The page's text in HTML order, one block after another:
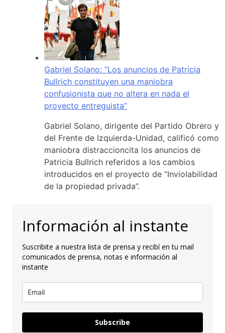
Gabriel Solano: “Los anuncios de Patricia
Bullrich constituyen una maniobra
confusionista que no altera en nada el
proyecto entreguista”
Gabriel Solano, dirigente del Partido Obrero y
del Frente de Izquierda-Unidad, calificó como
maniobra distraccioncita los anuncios de
Patricia Bullrich referidos a los cambios
introducidos en el proyecto de “Inviolabilidad
de la propiedad privada”.
Información al instante
Suscribite a nuestra lista de prensa y recibí en tu mail
comunicados de prensa, notas e información al
instante
Subscribe